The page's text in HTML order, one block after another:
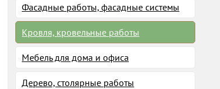
Фасадные работы, фасадные системы
Кровля, кровельные работы
Мебель для дома и офиса
Дерево, столярные работы